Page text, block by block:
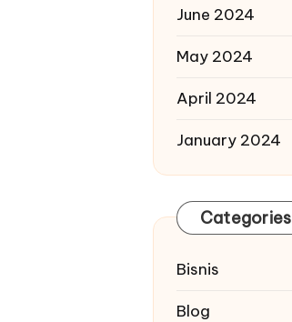
June 2024
May 2024
April 2024
January 2024
Categories
Bisnis
Blog